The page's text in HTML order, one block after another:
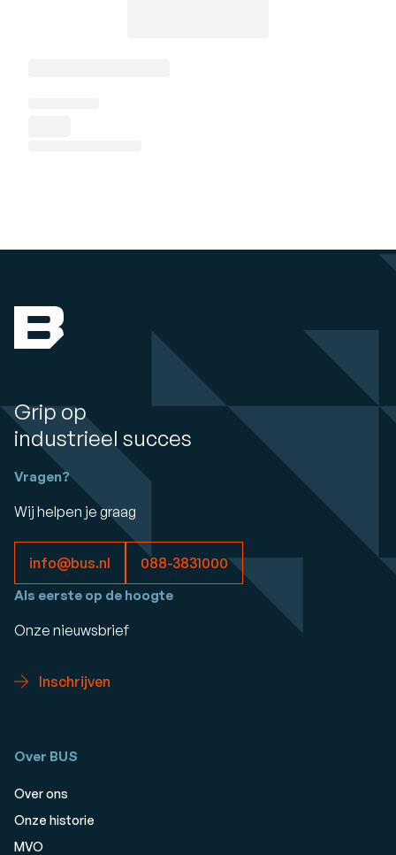
Grip op
industrieel succes
Vragen?
Wij helpen je graag
info@bus.nl 088-3831000
Als eerste op de hoogte
Onze nieuwsbrief
Inschrijven
Over BUS
Over ons
Onze historie
MVO